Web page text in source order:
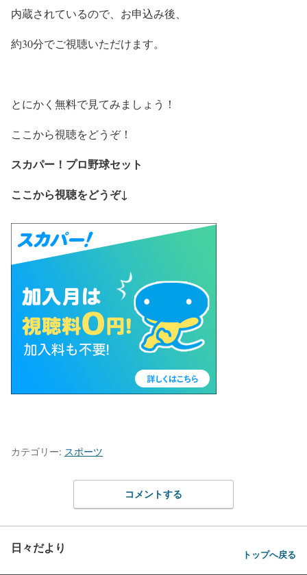
内蔵されているので、お申込み後、
約30分でご視聴いただけます。
とにかく無料で見てみましょう！
ここから視聴をどうぞ！
スカパー！プロ野球セット
ここから視聴をどうぞ↓
カテゴリー: スポーツ
コメントする
日々だより トップへ戻る